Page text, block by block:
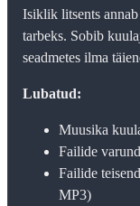
Isiklik litsents
tarbeks. Sobib
seadmetes ilma
Lubatud:
Muusika
Failide
Failide
MP3)